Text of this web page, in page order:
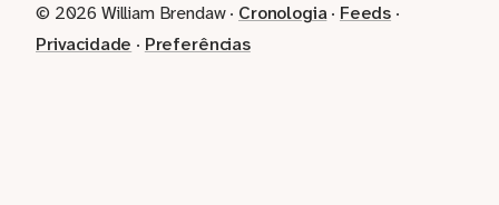
© 2026 William Brendaw · Cronologia· Feeds ·
Privacidade · Preferências